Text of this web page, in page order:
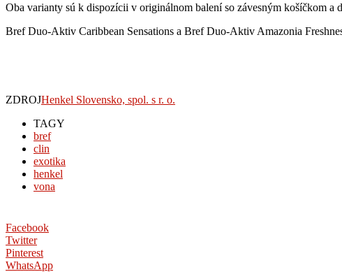
Oba varianty sú k dispozícii v originálnom balení so závesným košíčkom a
Bref Duo-Aktiv Caribbean Sensations a Bref Duo-Aktiv Amazonia
ZDROJHenkel Slovensko, spol. s r. o.
TAGY
bref
clin
exotika
henkel
vona
Facebook
Twitter
Pinterest
WhatsApp